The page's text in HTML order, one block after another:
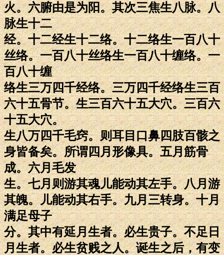
火。六腑由是为阳。其次三焦生八脉。八
脉生十二
经。十二经生十二络。十二络生一百八十
丝络。一百八十丝络生一百八十缠络。一
百八十缠
络生三万四千经络。三万四千经络生三百
六十五骨节。生三百六十五大穴。三百六
十五大穴。
生八万四千毛窍。则耳目口鼻四肢百骸之
身皆备矣。所谓四月形像具。五月筋骨
成。六月毛发
生。七月则游其魂儿能动其左手。八月游
其魄。儿能动其右手。九月三转身。十月
满足母子
分。其中有延月生者。必生贵子。不足日
月生者。必生贫贱之人。诞生之后，有变